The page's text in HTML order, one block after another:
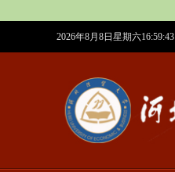
2026年8月8日星期六16:59:44